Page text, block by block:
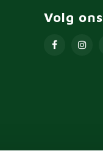
Volg ons